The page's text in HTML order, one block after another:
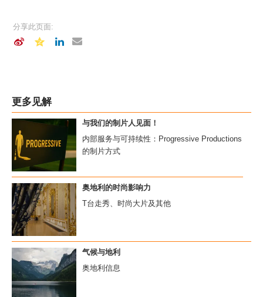
分享此页面:
更多见解
与我们的制片人见面！
内部服务与可持续性：Progressive Productions
的制片方式
奥地利的时尚影响力
T台走秀、时尚大片及其他
气候与地利
奥地利信息